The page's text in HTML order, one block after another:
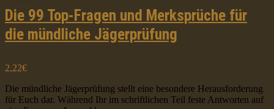
Die 99 Top-Fragen und Merksprüche für
die mündliche Jägerprüfung
2,22€
Die mündliche Jägerprüfung stellt eine besondere Herausforderung
für Euch dar. Während Ihr im schriftlichen Teil feste Antworten auf